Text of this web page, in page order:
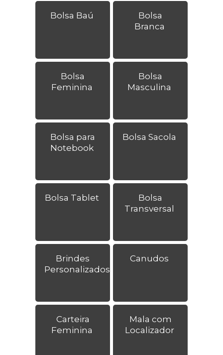
Bolsa Baú
Bolsa
Branca
Bolsa
Feminina
Bolsa
Masculina
Bolsa para
Notebook
Bolsa Sacola
Bolsa Tablet
Bolsa
Transversal
Brindes
Personalizados
Canudos
Carteira
Feminina
Mala com
Localizador